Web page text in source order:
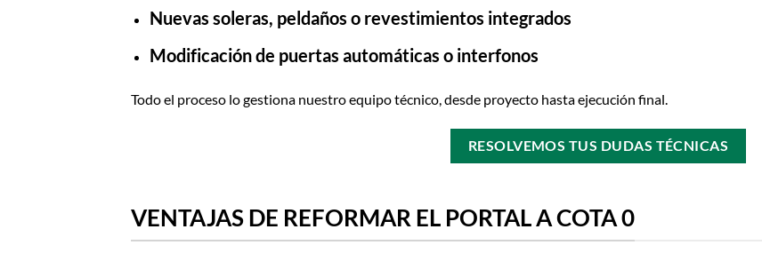
Nuevas soleras, peldaños o revestimientos integrados
Modificación de puertas automáticas o interfonos
Todo el proceso lo gestiona nuestro equipo técnico, desde proyecto hasta ejecución final.
RESOLVEMOS TUS DUDAS TÉCNICAS
VENTAJAS DE REFORMAR EL PORTAL A COTA 0